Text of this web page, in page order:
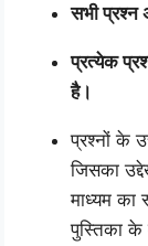
सभी प्रश्न
प्रत्येक
है।
प्रश्नों के
जिसका
माध्यम
पुस्तिका के